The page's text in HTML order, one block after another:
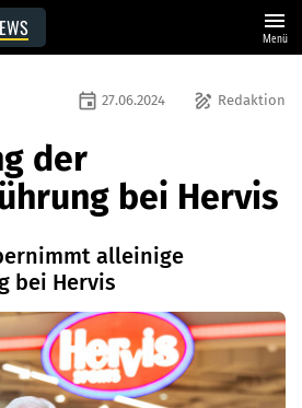
menu
Menü
draw Redaktion
event 27.06.2024
der
bei Hervis
alleinige
bei Hervis